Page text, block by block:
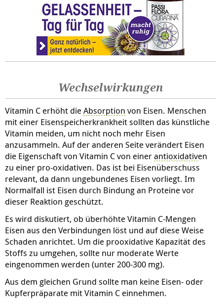
Wechselwirkungen
Vitamin C erhöht dieAbsorption von Eisen. Menschen
mit einer Eisenspeicherkrankheit sollten das künstliche
Vitamin meiden, um nicht noch mehr Eisen
anzusammeln. Auf der anderen Seite verändert Eisen
die Eigenschaft von Vitamin C von einerantioxidativen
zu einer pro-oxidativen. Das ist bei Eisenüberschuss
relevant, da dann ungebundenes Eisen vorliegt. Im
Normalfall ist Eisen durch Bindung an Proteine vor
dieser Reaktion geschützt.
Es wird diskutiert, ob überhöhte Vitamin C-Mengen
Eisen aus den Verbindungen löst und auf diese Weise
Schaden anrichtet. Um die prooxidative Kapazität des
Stoffs zu umgehen, sollte nur moderate Werte
eingenommen werden (unter 200-300 mg).
Aus dem gleichen Grund sollte man keine Eisen- oder
Kupferpräparate mit Vitamin C einnehmen.